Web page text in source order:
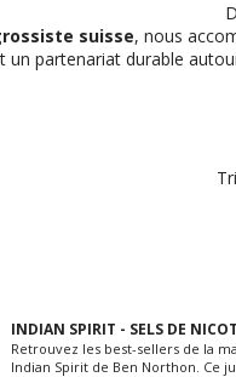
suisse, nous
un partenariat durable
INDIAN SPIRIT - SELS DE
Retrouvez les best-sellers de la
Indian Spirit de Ben Northon. Ce